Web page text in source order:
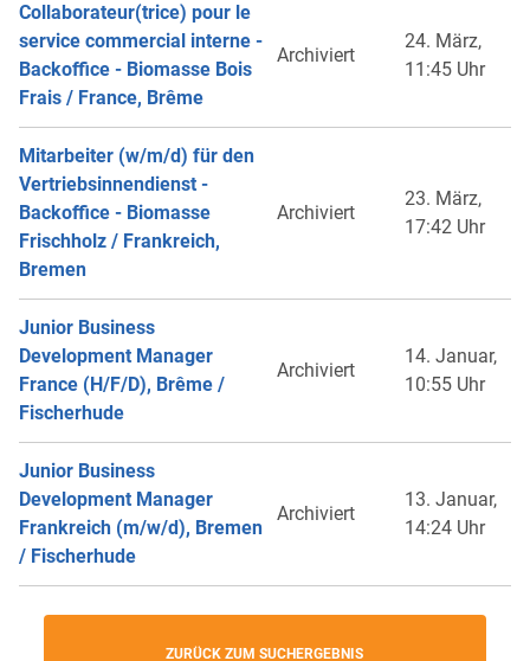
Collaborateur(trice) pour le
service commercial interne -
Backoffice - Biomasse Bois
Frais / France, Brême
Archiviert
24. März,
11:45 Uhr
Mitarbeiter (w/m/d) für den
Vertriebsinnendienst -
Backoffice - Biomasse
Frischholz / Frankreich,
Bremen
Archiviert
23. März,
17:42 Uhr
Junior Business
Development Manager
France (H/F/D), Brême /
Fischerhude
Archiviert
14. Januar,
10:55 Uhr
Junior Business
Development Manager
Frankreich (m/w/d), Bremen
/ Fischerhude
Archiviert
13. Januar,
14:24 Uhr
ZURÜCK ZUM SUCHERGEBNIS